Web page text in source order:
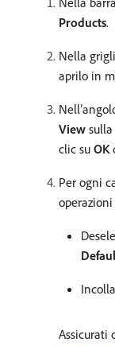
Products.
Nella
aprilo in
View
clic su OK
Per ogni
Assicurati